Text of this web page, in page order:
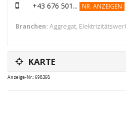
+43 676 501... NR. ANZEIGEN
Branchen: Aggregat,
KARTE
Anzeige-Nr.: 698368